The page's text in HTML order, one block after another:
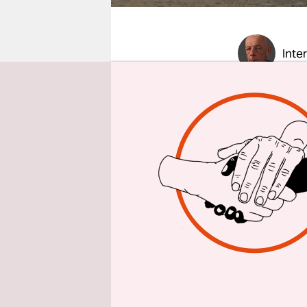
epaper login
Herr
eine
Friedrich
mit dem
Koks, also.
Kokser